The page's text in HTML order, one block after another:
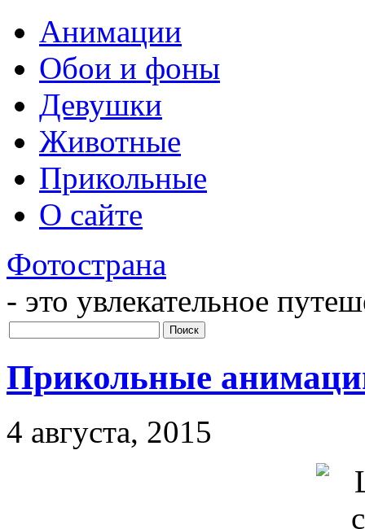
Анимации
Обои и фоны
Девушки
Животные
Прикольные
О сайте
Фотострана
- это увлекательное
Прикольные
4 августа, 2015